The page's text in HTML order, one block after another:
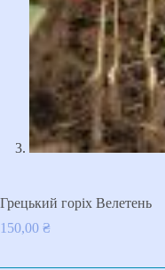
Грецький горіх Велетень
150,00 ₴